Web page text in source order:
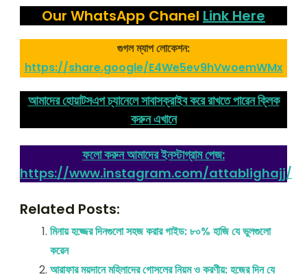
Our WhatsApp Chanel Link Here
গুগল ম্যাপ লোকেশন:
https://share.google/E4We5ev9hVwoemWMx
আমাদের হোয়াটসএপ চ্যানেলে সাবাসক্রাইব করে রাখতে পারেন ক্লিক
করুন এখানে
ফলো করুন আমাদের ইনস্টাগ্রাম পেজ:
https://www.instagram.com/attablighajj/
Related Posts:
মিনায় হজ্জের দিনগুলো সহজ করার গাইড: ৮০% হাজি যে ভুলগুলো
করেন
আরাফার ময়দানে মহিলাদের গোসলের নিয়ম ও করণীয়: হজের দিন যে